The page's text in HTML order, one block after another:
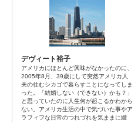
デヴィート裕子
アメリカにほとんど興味がなかったのに、
2005年8月、39歳にして突然アメリカ人
夫の住むシカゴで暮らすことになってしま
った。「結婚しない（できない）かも？」
と思っていたのに人生何が起こるかわから
ない。アメリカ生活の中で気づいた事やア
ラフィフな日常のつれづれを気ままに綴